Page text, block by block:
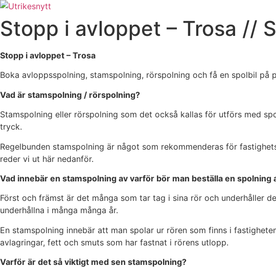
Hoppa
till
innehåll
Stopp i avloppet – Trosa //
Stopp i avloppet – Trosa
Boka avloppsspolning, stamspolning, rörspolning och få en spolbil på
Vad är stamspolning / rörspolning?
Stamspolning eller rörspolning som det också kallas för utförs med
tryck.
Regelbunden stamspolning är något som rekommenderas för
reder vi ut här nedanför.
Vad innebär en stamspolning av varför bör man beställa en spolning
Först och främst är det många som tar tag i sina rör och underhåller
underhållna i många många år.
En stamspolning innebär att man spolar ur rören som finns i
avlagringar, fett och smuts som har fastnat i rörens utlopp.
Varför är det så viktigt med sen stamspolning?